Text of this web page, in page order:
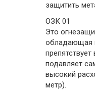
защитить
ОЗК 01
Это
обладающая
подавляет
высокий
метр).